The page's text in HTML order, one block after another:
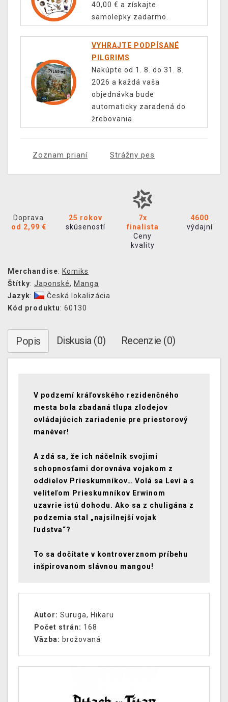
40,00 € a získajte
samolepky zadarmo.
VYHRAJTE PODPÍSANÉ
PILGRIMS
Nakúpte od 1. 8. do 31. 8.
2026 a každá vaša
objednávka bude
automaticky zaradená do
žrebovania.
Zoznam prianí Strážny pes
Doprava
od 2,99 €
25 rokov
skúseností
7x
finalista
Ceny
kvality
4600
výdajní
Merchandise: Komiks
Štítky: Japonské, Manga
Jazyk:
Česká lokalizácia
Kód produktu: 60130
Popis Diskusia (0) Recenzie (0)
V podzemí kráľovského rezidenčného
mesta bola zbadaná tlupa zlodejov
ovládajúcich zariadenie pre priestorový
manéver!
A zdá sa, že ich náčelník svojimi
schopnosťami dorovnáva vojakom z
oddielov Prieskumníkov… Volá sa Levi a s
veliteľom Prieskumníkov Erwinom
uzavrie istú dohodu. Ako sa z chuligána z
podzemia stal „najsilnejší vojak
ľudstva“?
To sa dočítate v kontroverznom príbehu
inšpirovanom slávnou mangou!
Autor: Suruga, Hikaru
Počet strán: 168
Väzba: brožovaná